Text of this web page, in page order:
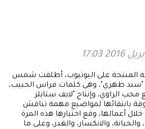
المنتجة على اليوتيوب، أطلقت شمس
"سند ظهري"، وهي كلمات فراس الحبيب،
محب الراوي، وإنتاج "لايف ستايلز
بانتقائها لمواضيع مهمة تناقش
أعمالها، وقع اختيارها هذه المرة
والانكسار، والغدر، وعلى ما